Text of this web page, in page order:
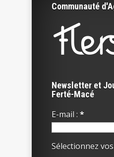
Communauté
Newsletter et
Ferté-Macé
E-mail : *
Sélectionnez